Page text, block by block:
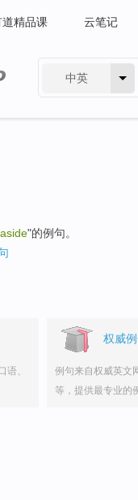
道精品课 云笔记
中英
"的例句。
语、
权威
例句来自权威英文
等，提供最专业的